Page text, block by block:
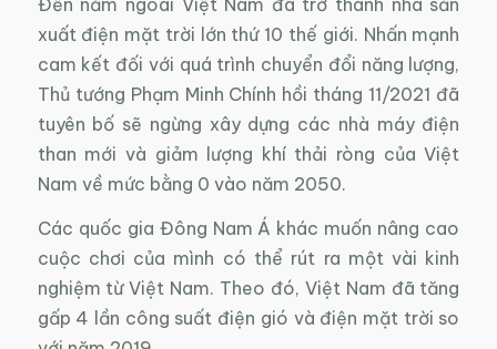
xuất điện mặt trời lớn thứ 10 thế giới. Nhấn mạnh
cam kết đối với quá trình chuyển đổi năng lượng,
Thủ tướng Phạm Minh Chính hồi tháng 11/2021 đã
tuyên bố sẽ ngừng xây dựng các nhà máy điện
than mới và giảm lượng khí thải ròng của Việt
Nam về mức bằng 0 vào năm 2050.
Các quốc gia Đông Nam Á khác muốn nâng cao
cuộc chơi của mình có thể rút ra một vài kinh
nghiệm từ Việt Nam. Theo đó, Việt Nam đã tăng
gấp 4 lần công suất điện gió và điện mặt trời so